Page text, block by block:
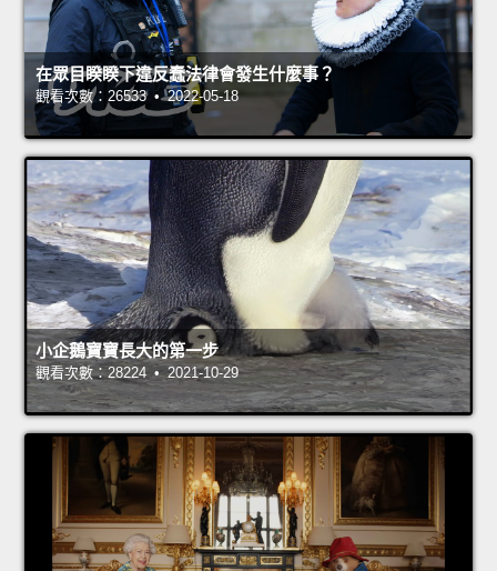
在眾目睽睽下違反蠢法律會發生什麼事？
觀看次數：26533 • 2022-05-18
小企鵝寶寶長大的第一步
觀看次數：28224 • 2021-10-29